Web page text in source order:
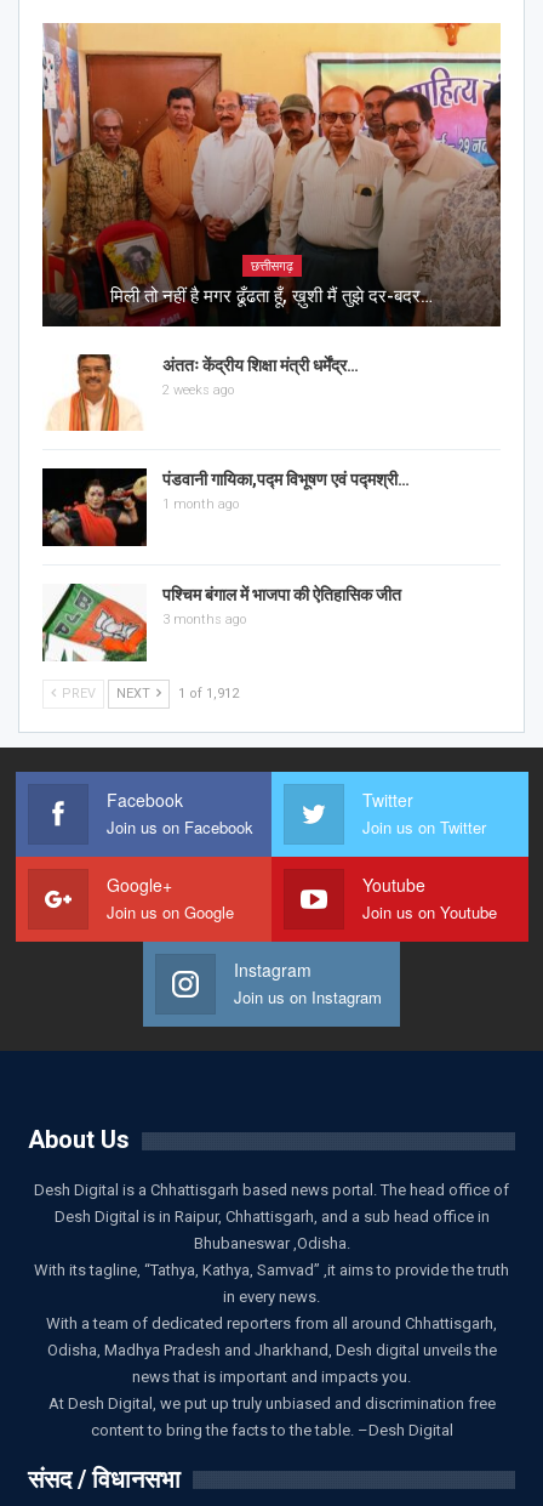
छत्तीसगढ़
मिली तो नहीं है मगर ढूँढता हूँ, ख़ुशी मैं तुझे दर-बदर…
अंततः केंद्रीय शिक्षा मंत्री धर्मेंद्र…
2 weeks ago
पंडवानी गायिका,पद्म विभूषण एवं पद्मश्री…
1 month ago
पश्चिम बंगाल में भाजपा की ऐतिहासिक जीत
3 months ago
PREV NEXT 1 of 1,912
Facebook
Join us on Facebook
Twitter
Join us on Twitter
Google+
Join us on Google
Youtube
Join us on Youtube
Instagram
Join us on Instagram
About Us
Desh Digital is a Chhattisgarh based news portal. The head office of
Desh Digital is in Raipur, Chhattisgarh, and a sub head office in
Bhubaneswar ,Odisha.
With its tagline, “Tathya, Kathya, Samvad” ,it aims to provide the truth
in every news.
With a team of dedicated reporters from all around Chhattisgarh,
Odisha, Madhya Pradesh and Jharkhand, Desh digital unveils the
news that is important and impacts you.
At Desh Digital, we put up truly unbiased and discrimination free
content to bring the facts to the table. –Desh Digital
संसद / विधानसभा